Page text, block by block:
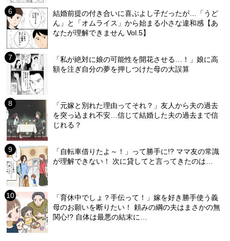
結婚前提の付き合いに喜ぶよし子だったが…「うど
ん」と「オムライス」から始まる小さな違和感【あ
なたが理解できません Vol.5】
「私が絶対に娘の可能性を開花させる…！」娘に高
額を注ぎ自分の夢を押しつけた母の大誤算
「元嫁と別れた理由ってそれ？」友人から夫の過去
を突っ込まれ不安…信じて結婚した夫の過去まで信
じれる？
「自転車借りたよ～！」って勝手に!? ママ友の常識
が理解できない！ 次に貸してと言ってきたのは…
「育休中でしょ？手伝って！」嫁を好き勝手使う義
母のお願いを断りたい！ 頼みの綱の夫はまさかの無
関心!? 自体は最悪の結末に…